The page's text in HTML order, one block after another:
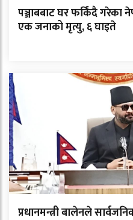
पञ्जाबबाट घर फर्किंदै गरेका
एक जनाको मृत्यु, ६ घाइते
प्रधानमन्त्री बालेनले